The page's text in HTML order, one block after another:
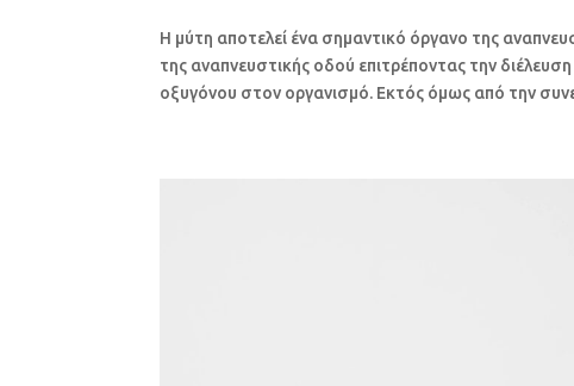
Η μύτη αποτελεί ένα σημαντικό όργανο της
της αναπνευστικής οδού επιτρέποντας την
οξυγόνου στον οργανισμό. Εκτός όμως από την